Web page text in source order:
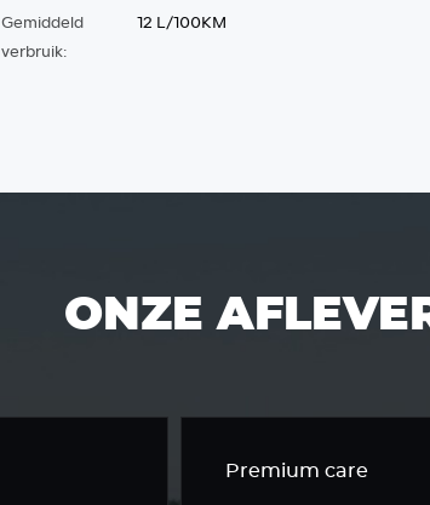
Gemiddeld
verbruik:
12 L/100KM
ONZE
Premium care